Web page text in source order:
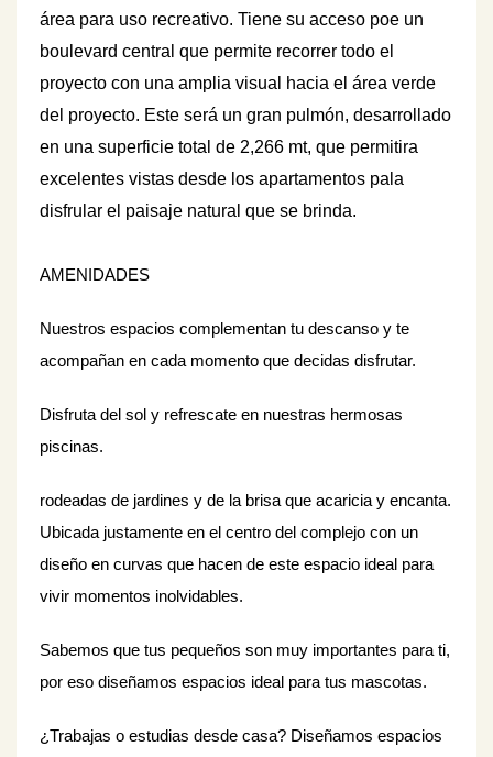
área para uso recreativo. Tiene su acceso poe un
boulevard central que permite recorrer todo el
proyecto con una amplia visual hacia el área verde
del proyecto. Este será un gran pulmón, desarrollado
en una superficie total de 2,266 mt, que permitira
excelentes vistas desde los apartamentos pala
disfrular el paisaje natural que se brinda.
AMENIDADES
Nuestros espacios complementan tu descanso y te
acompañan en cada momento que decidas disfrutar.
Disfruta del sol y refrescate en nuestras hermosas
piscinas.
rodeadas de jardines y de la brisa que acaricia y encanta.
Ubicada justamente en el centro del complejo con un
diseño en curvas que hacen de este espacio ideal para
vivir momentos inolvidables.
Sabemos que tus pequeños son muy importantes para ti,
por eso diseñamos espacios ideal para tus mascotas.
¿Trabajas o estudias desde casa? Diseñamos espacios